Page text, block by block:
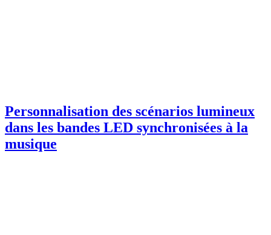
Personnalisation des scénarios lumineux
dans les bandes LED synchronisées à la
musique